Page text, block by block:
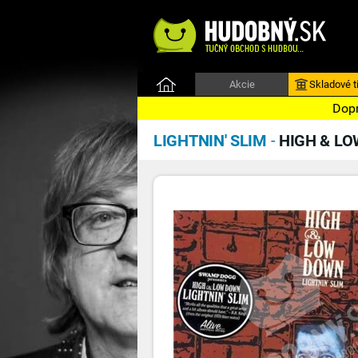
Akcie Skladové
LIGHTNIN' SLIM - HIGH &